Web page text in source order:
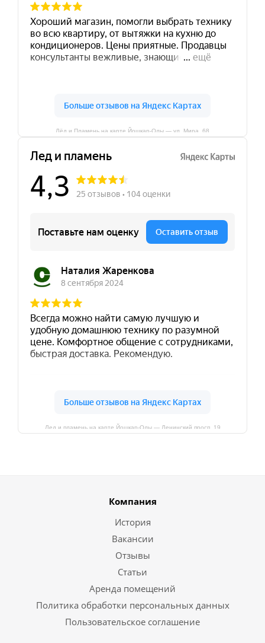
Лёд и Пламень на карте Йошкар‑Олы — ул. Мира, 68
Лед и пламень на карте Йошкар‑Олы — Ленинский просп.,19
Компания
История
Вакансии
Отзывы
Статьи
Аренда помещений
Политика обработки персональных данных
Пользовательское соглашение